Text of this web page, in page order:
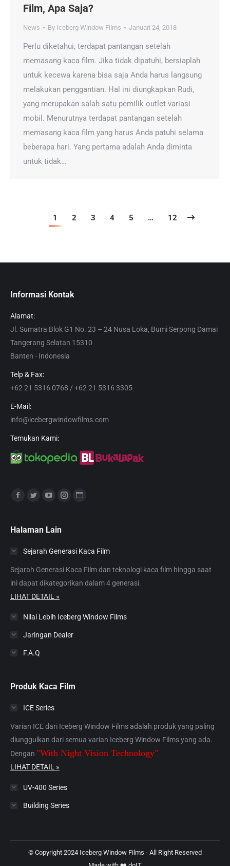
Film, Apa Saja?
News By Iceberg Window Films Januari 24, 2018
Perlu diketahui, terdapat pantangan setelah
memasang kaca film. Jika tidak dipatuhi, bersiaplah
untuk kecewa karena bisa saja Anda harus langsung
melakukan penggantian. Hal ini diungkapkan Rudi,
yang merupakan salah satu pemilik outlet variasi
mobil. Menurutnya terdapat pantangan setelah
memasang kaca film yang harus Anda patuhi selama
beberapa hari. Yang pertama adalah Anda diminta
untuk tidak…
1 2 3 4 5 … 12
Informasi Kontak
Alamat:
Jl. Sumatra Blok G1 No. 23 – 24 Nusa Loka, Bumi Serpong Damai
Tangerang Selatan 15310
Banten - Indonesia
Telp & Fax:
+62 21 5316 0768 / +62 21 5316 3305
E-Mail:
info@icebergwindowfilms.com
Temukan Kami:
Find us on:
opens
new
window
opens
new
window
YouTube
opens
new
window
Instagram
new
window
new
window
Halaman Lain
Sejarah Generasi Kaca Film
Sejarah Generasi Kaca Film dan teknologi kaca film hingga saat
ini dapat dikategorikan dalam 4 generasi.
LIHAT DETAIL »
Nilai Lebih Iceberg Window Films
Jaringan Dealer
F.A.Q
Produk Kaca Film
ICE Series
Varian ICE dari Iceberg Window Films adalah produk yang paling
diunggulkan dari semua varian Iceberg Window Films yang ada.
Dengan "With Night Vision Technology"
LIHAT DETAIL »
UV-400 Series
Building Series
© Copyright 2024 Iceberg Window Films - All Right Reserved